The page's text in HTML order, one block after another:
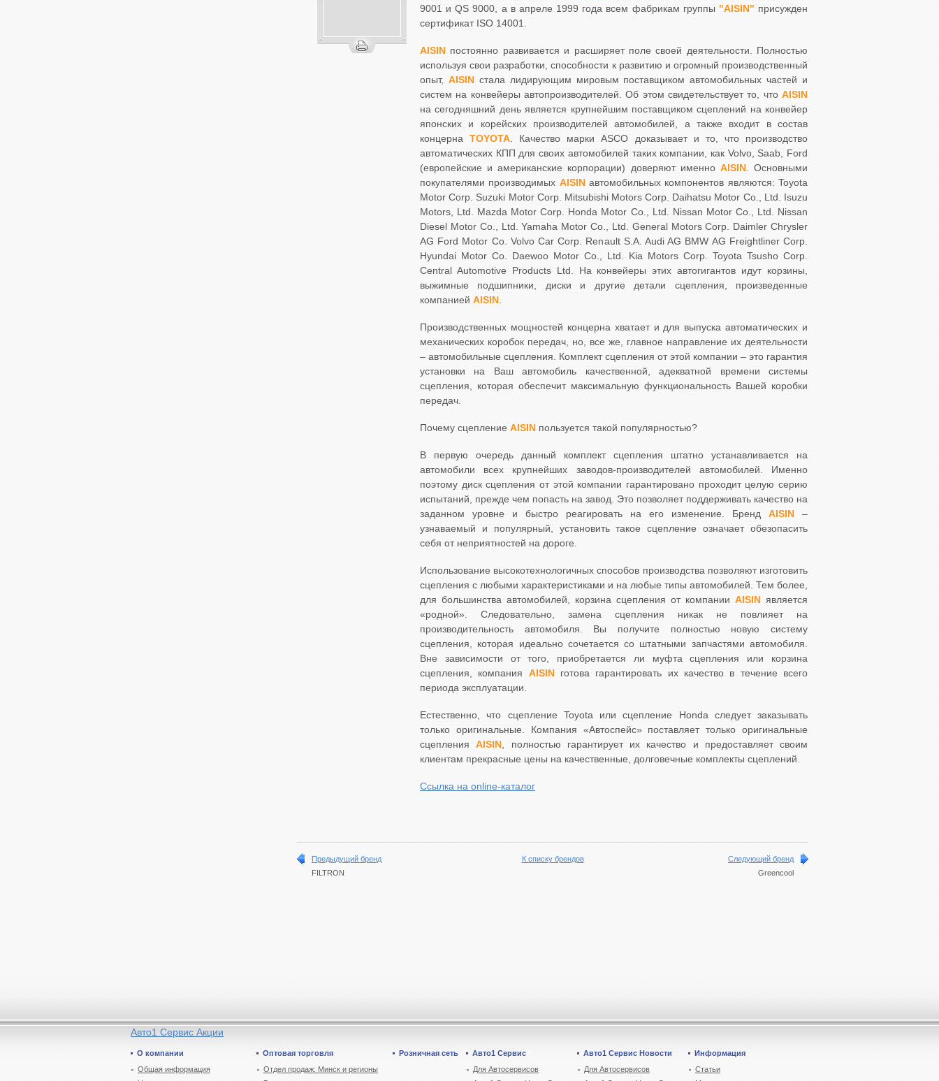
9001 и QS 9000, а в апреле 1999 года всем фабрикам группы "AISIN" присужден
сертификат ISO 14001.
AISIN постоянно развивается и расширяет поле своей деятельности. Полностью
используя свои разработки, способности к развитию и огромный производственный
опыт, AISINстала лидирующим мировым поставщиком автомобильных частей и
систем на конвейеры автопроизводителей. Об этом свидетельствует то, что AISIN
на сегодняшний день является крупнейшим поставщиком сцеплений на конвейер
японских и корейских производителей автомобилей, а также входит в состав
концернаTOYOTA . Качество марки ASCO доказывает и то, что производство
автоматических КПП для своих автомобилей таких компании, как Volvo, Saab, Ford
(европейские и американские корпорации) доверяют именно AISIN. Основными
покупателями производимых AISINавтомобильных компонентов являются: Toyota
Motor Corp. Suzuki Motor Corp. Mitsubishi Motors Corp. Daihatsu Motor Co., Ltd. Isuzu
Motors, Ltd. Mazda Motor Corp. Honda Motor Co., Ltd. Nissan Motor Co., Ltd. Nissan
Diesel Motor Co., Ltd. Yamaha Motor Co., Ltd. General Motors Corp. Daimler Chrysler
AG Ford Motor Co. Volvo Car Corp. Renault S.A. Audi AG BMW AG Freightliner Corp.
Hyundai Motor Co. Daewoo Motor Co., Ltd. Kia Motors Corp. Toyota Tsusho Corp.
Central Automotive Products Ltd. На конвейеры этих автогигантов идут корзины,
выжимные подшипники, диски и другие детали сцепления, произведенные
компанией AISIN
Производственных мощностей концерна хватает и для выпуска автоматических и
механических коробок передач, но, все же, главное направление их деятельности
– автомобильные сцепления. Комплект сцепления от этой компании – это гарантия
установки на Ваш автомобиль качественной, адекватной времени системы
сцепления, которая обеспечит максимальную функциональность Вашей коробки
передач.
Почему сцепление AISIN пользуется такой популярностью?
В первую очередь данный комплект сцепления штатно устанавливается на
автомобили всех крупнейших заводов-производителей автомобилей. Именно
поэтому диск сцепления от этой компании гарантировано проходит целую серию
испытаний, прежде чем попасть на завод. Это позволяет поддерживать качество на
заданном уровне и быстро реагировать на его изменение. Бренд AISIN –
узнаваемый и популярный, установить такое сцепление означает обезопасить
себя от неприятностей на дороге.
Использование высокотехнологичных способов производства позволяют изготовить
сцепления с любыми характеристиками и на любые типы автомобилей. Тем более,
для большинства автомобилей, корзина сцепления от компании AISIN является
«родной». Следовательно, замена сцепления никак не повлияет на
производительность автомобиля. Вы получите полностью новую систему
сцепления, которая идеально сочетается со штатными запчастями автомобиля.
Вне зависимости от того, приобретается ли муфта сцепления или корзина
сцепления, компания AISINготова гарантировать их качество в течение всего
периода эксплуатации.
Естественно, что сцепление Toyota или сцепление Honda следует заказывать
только оригинальные. Компания «Автоспейс» поставляет только оригинальные
сцепленияAISIN , полностью гарантирует их качество и предоставляет своим
клиентам прекрасные цены на качественные, долговечные комплекты сцеплений.
Ссылка на online-каталог
Следующий бренд
Greencool
Предыдущий бренд
FILTRON
К списку брендов
Авто1 Сервис Акции
О компании
Общая информация
Оптовая торговля
Отдел продаж: Минск и регионы
Розничная сеть
Авто1 Сервис
Для Автосервисов
Авто1 Сервис Новости
Для Автосервисов
Информация
Статьи